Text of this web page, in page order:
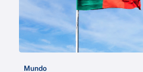
Mundo